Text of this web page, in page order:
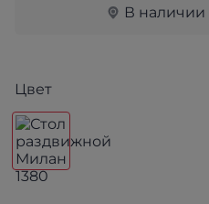
В наличии
Цвет